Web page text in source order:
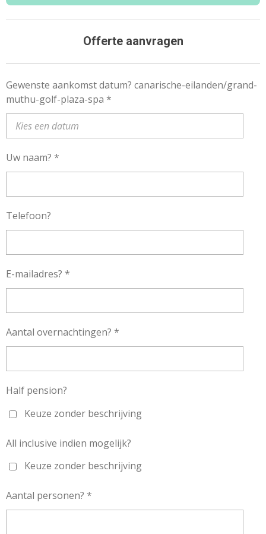
Offerte aanvragen
Gewenste aankomst datum? canarische-eilanden/grand-
muthu-golf-plaza-spa *
Uw naam? *
Telefoon?
E-mailadres? *
Aantal overnachtingen? *
Half pension?
Keuze zonder beschrijving
All inclusive indien mogelijk?
Keuze zonder beschrijving
Aantal personen? *